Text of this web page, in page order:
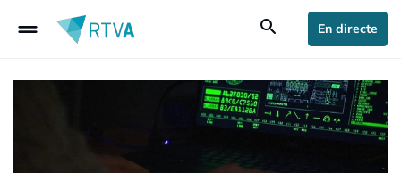
drag_handle search En directe